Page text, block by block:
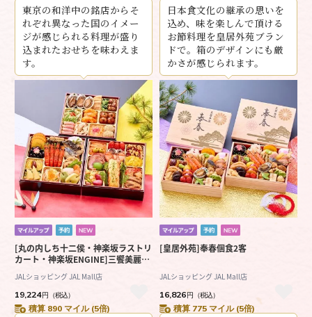
東京の和洋中の銘店からそ
れぞれ異なった国のイメー
ジが感じられる料理が盛り
込まれたおせちを味わえま
す。
[丸の内しち十二侯・神楽坂ラストリ
カート・神楽坂ENGINE]三饗美麗東
JALショッピング JAL Mall店
19,224円 （税込）
積算 890 マイル (5倍)
日本食文化の継承の思いを
込め、味を楽しんで頂ける
お節料理を皇居外苑ブラン
ドで。箱のデザインにも厳
かさが感じられます。
[皇居外苑]奉春個食2客
JALショッピング JAL Mall店
16,826円 （税込）
積算 775 マイル (5倍)